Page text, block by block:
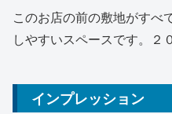
このお店の前の敷地がすべ
しやすいスペースです。２
インプレッション